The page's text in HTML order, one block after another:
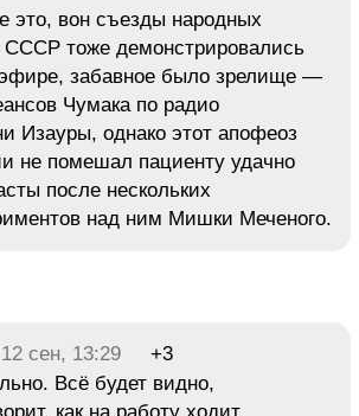
это, вон съезды народных
СССР тоже демонстрировались
забавное было зрелище —
Чумака по радио
Изауры, однако этот апофеоз
не помешал пациенту удачно
после нескольких
над ним Мишки Меченого.
12 сен, 13:29
+3
Всё будет видно,